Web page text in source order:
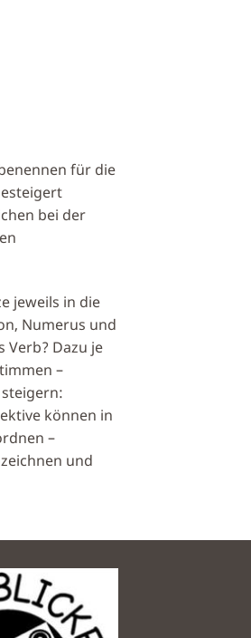
für die
bei der
jeweils in die
Numerus und
Verb? Dazu je
–
können in
–
und